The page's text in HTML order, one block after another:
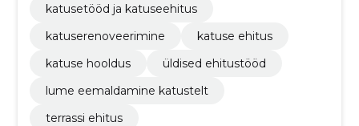
katusetööd ja katuseehitus
katuserenoveerimine
katuse ehitus
katuse hooldus
üldised ehitustööd
lume eemaldamine katustelt
terrassi ehitus